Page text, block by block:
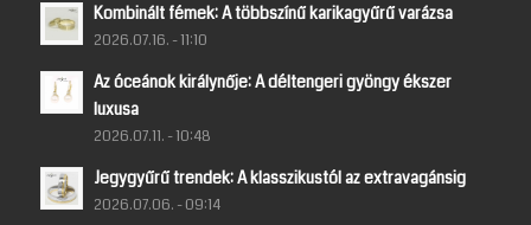
Kombinált fémek: A többszínű karikagyűrű varázsa
2026.07.16. - 11:10
Az óceánok királynője: A déltengeri gyöngy ékszer
luxusa
2026.07.11. - 10:48
Jegygyűrű trendek: A klasszikustól az extravagánsig
2026.07.06. - 09:14